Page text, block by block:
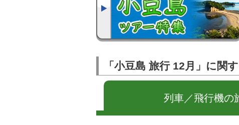
「小豆島 旅行 12月」に関
列車／飛行機の